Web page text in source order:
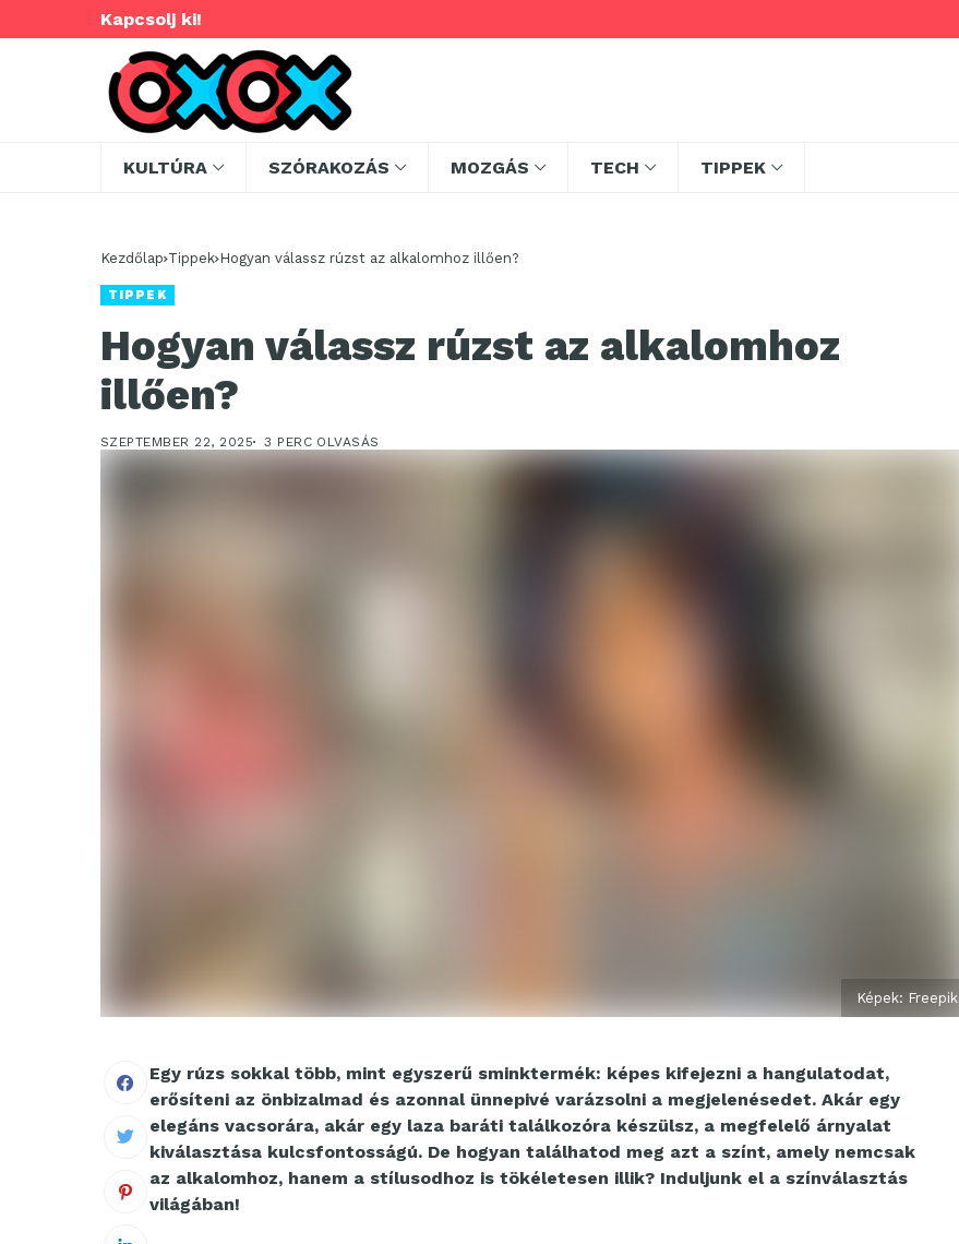
Kapcsolj ki!
KULTÚRA SZÓRAKOZÁS MOZGÁS TECH TIPPEK
Kezdőlap Tippek Hogyan válassz rúzst az alkalomhoz illően?
TIPPEK
Hogyan válassz rúzst az alkalomhoz
illően?
SZEPTEMBER 22, 2025 3 PERC OLVASÁS
Képek: Freepik
Egy rúzs sokkal több, mint egyszerű sminktermék: képes kifejezni a hangulatodat,
erősíteni az önbizalmad és azonnal ünnepivé varázsolni a megjelenésedet. Akár egy
elegáns vacsorára, akár egy laza baráti találkozóra készülsz, a megfelelő árnyalat
kiválasztása kulcsfontosságú. De hogyan találhatod meg azt a színt, amely nemcsak
az alkalomhoz, hanem a stílusodhoz is tökéletesen illik? Induljunk el a színválasztás
világában!